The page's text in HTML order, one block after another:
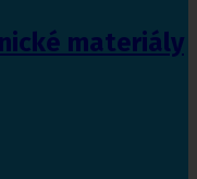
materiály